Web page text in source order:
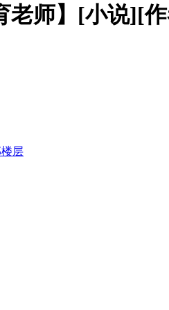
老师】[小说][
层